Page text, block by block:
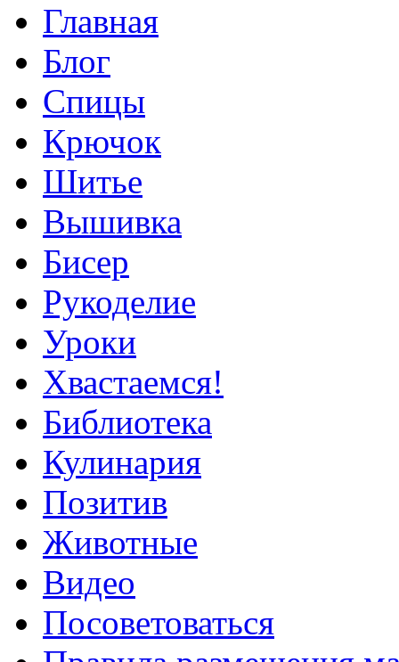
Главная
Блог
Спицы
Крючок
Шитье
Вышивка
Бисер
Рукоделие
Уроки
Хвастаемся!
Библиотека
Кулинария
Позитив
Животные
Видео
Посоветоваться